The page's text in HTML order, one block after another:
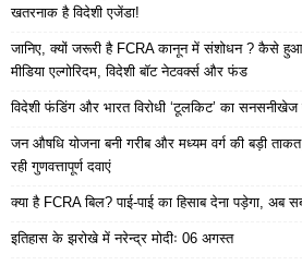
खतरनाक है विदेशी एजेंडा!
जानिए, क्यों जरूरी है FCRA कानून में संशोधन ? कैसे
मीडिया एल्गोरिदम, विदेशी बॉट नेटवर्क्स और फंड
विदेशी फंडिंग और भारत विरोधी ‘टूलकिट’ का सनसनीखेज
जन औषधि योजना बनी गरीब और मध्यम वर्ग की बड़ी
रही गुणवत्तापूर्ण दवाएं
क्या है FCRA बिल? पाई-पाई का हिसाब देना पड़ेगा, अब
इतिहास के झरोखे में नरेन्द्र मोदीः 06 अगस्त